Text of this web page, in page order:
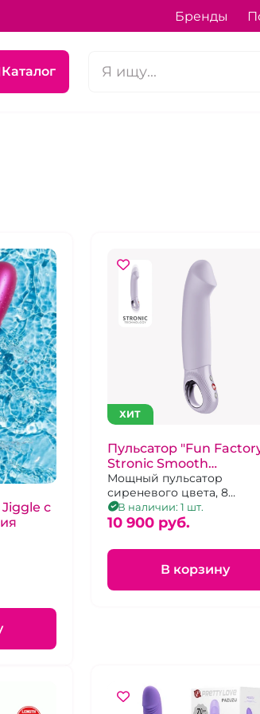
Бренды
Каталог
с
ХИТ
Пульсатор "Fun
Stronic Smooth
сиреневый
Мощный пульсатор
сиреневого цвета, 8
режимов работы, можно
использовать без рук
В наличии: 1 шт.
10 900 pуб.
В корзину